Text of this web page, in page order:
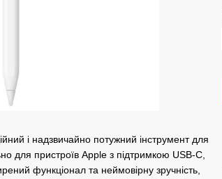
і надзвичайно потужний інструмент для
для пристроїв Apple з підтримкою USB-C,
функціонал та неймовірну зручність,